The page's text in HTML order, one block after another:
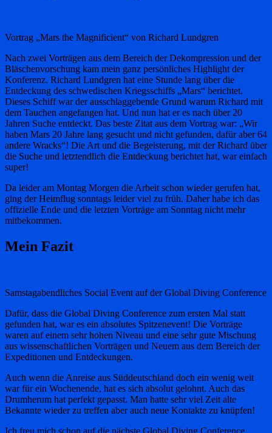
Vortrag „Mars the Magnificient“ von Richard Lundgren
Nach zwei Vorträgen aus dem Bereich der Dekompression und der
Bläschenvorschung kam mein ganz persönliches Highlight der
Konferenz. Richard Lundgren hat eine Stunde lang über die
Entdeckung des schwedischen Kriegsschiffs „Mars“ berichtet.
Dieses Schiff war der ausschlaggebende Grund warum Richard mit
dem Tauchen angefangen hat. Und nun hat er es nach über 20
Jahren Suche entdeckt. Das beste Zitat aus dem Vortrag war: „Wir
haben Mars 20 Jahre lang gesucht und nicht gefunden, dafür aber 64
andere Wracks“! Die Art und die Begeisterung, mit der Richard über
die Suche und letztendlich die Entdeckung berichtet hat, war einfach
super!
Da leider am Montag Morgen die Arbeit schon wieder gerufen hat,
ging der Heimflug sonntags leider viel zu früh. Daher habe ich das
offizielle Ende und die letzten Vorträge am Sonntag nicht mehr
mitbekommen.
Mein Fazit
Samstagabendliches Social Event auf der Global Diving Conference
Dafür, dass die Global Diving Conference zum ersten Mal statt
gefunden hat, war es ein absolutes Spitzenevent! Die Vorträge
waren auf einem sehr hohen Niveau und eine sehr gute Mischung
aus wissenschaftlichen Vorträgen und Neuem aus dem Bereich der
Expeditionen und Entdeckungen.
Auch wenn die Anreise aus Süddeutschland doch ein wenig weit
war für ein Wochenende, hat es sich absolut gelohnt. Auch das
Drumherum hat perfekt gepasst. Man hatte sehr viel Zeit alte
Bekannte wieder zu treffen aber auch neue Kontakte zu knüpfen!
Ich freu mich schon auf die nächste Global Diving Conference …